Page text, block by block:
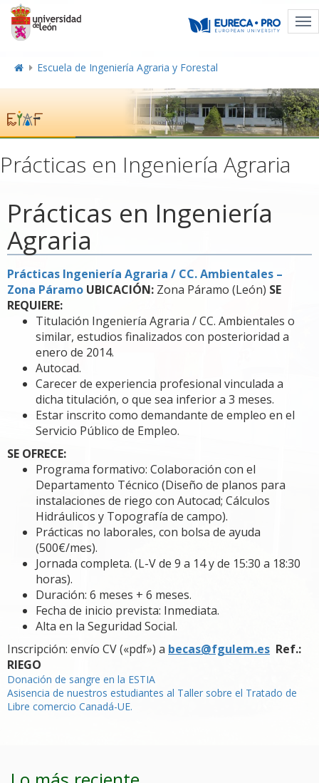
Escuela de Ingeniería Agraria y Forestal
Prácticas en Ingeniería Agraria
Prácticas en Ingeniería
Agraria
Prácticas Ingeniería Agraria / CC. Ambientales –
Zona Páramo UBICACIÓN: Zona Páramo (León) SE
REQUIERE:
Titulación Ingeniería Agraria / CC. Ambientales o
similar, estudios finalizados con posterioridad a
enero de 2014.
Autocad.
Carecer de experiencia profesional vinculada a
dicha titulación, o que sea inferior a 3 meses.
Estar inscrito como demandante de empleo en el
Servicio Público de Empleo.
SE OFRECE:
Programa formativo: Colaboración con el
Departamento Técnico (Diseño de planos para
instalaciones de riego con Autocad; Cálculos
Hidráulicos y Topografía de campo).
Prácticas no laborales, con bolsa de ayuda
(500€/mes).
Jornada completa. (L-V de 9 a 14 y de 15:30 a 18:30
horas).
Duración: 6 meses + 6 meses.
Fecha de inicio prevista: Inmediata.
Alta en la Seguridad Social.
Inscripción: envío CV («pdf») a becas@fgulem.es Ref.:
RIEGO
Navegación
de
Donación de sangre en la ESTIA
Asisencia de nuestros estudiantes al Taller sobre el Tratado de
Libre comercio Canadá-UE.